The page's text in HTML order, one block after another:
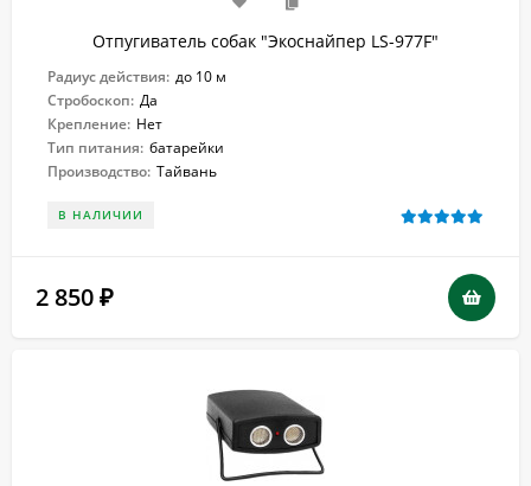
Отпугиватель собак "Экоснайпер LS-977F"
Радиус действия: до 10 м
Стробоскоп: Да
Крепление: Нет
Тип питания: батарейки
Производство: Тайвань
В НАЛИЧИИ
2 850 ₽